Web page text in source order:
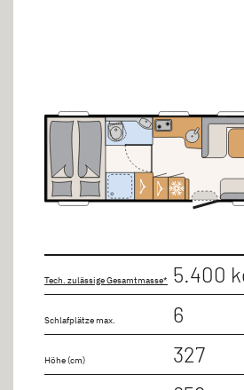
Tech. zulässige Gesamtmasse* 5.400
Schlafplätze max. 6
Höhe (cm) 327